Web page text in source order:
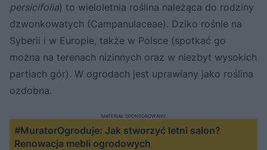
persicifolia) to wieloletnia roślina należąca do rodziny
dzwonkowatych (Campanulaceae). Dziko rośnie na
Syberii i w Europie, także w Polsce (spotkać go
można na terenach nizinnych oraz w niezbyt wysokich
partiach gór). W ogrodach jest uprawiany jako roślina
ozdobna.
#MuratorOgroduje: Jak stworzyć letni salon?
Renowacja mebli ogrodowych
MATERIAŁ SPONSOROWANY